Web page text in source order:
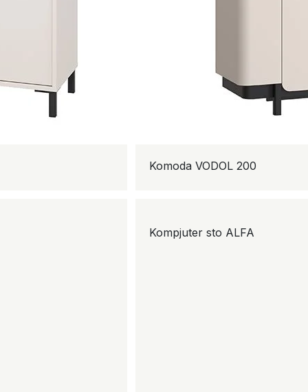
Komoda VODOL 200
Kompjuter sto ALFA